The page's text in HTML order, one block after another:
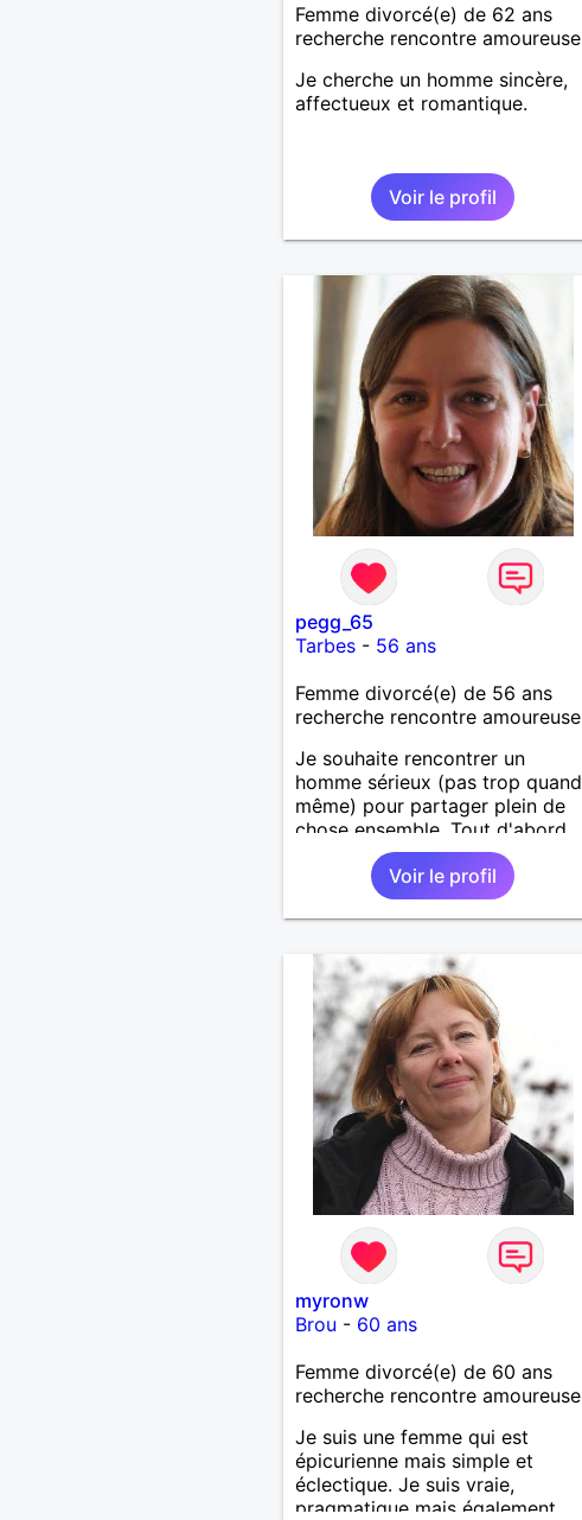
Femme divorcé(e) de 62 ans
recherche rencontre amoureuse
Je cherche un homme sincère,
affectueux et romantique.
Voir le profil
pegg_65
Tarbes- 56 ans
Femme divorcé(e) de 56 ans
recherche rencontre amoureuse
Je souhaite rencontrer un
homme sérieux (pas trop quand
même) pour partager plein de
chose ensemble. Tout d'abord
apprenons à nous connaitre et si
l'étincelle se déclenche, alors
pourquoi pas !
Voir le profil
myronw
Brou - 60 ans
Femme divorcé(e) de 60 ans
recherche rencontre amoureuse
Je suis une femme qui est
épicurienne mais simple et
éclectique. Je suis vraie,
pragmatique mais également